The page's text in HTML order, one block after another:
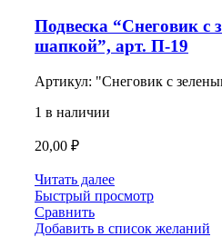
Подвеска “Снеговик
шапкой”, арт. П-19
Артикул: "Снеговик с
1 в наличии
20,00 ₽
Читать далее
Быстрый просмотр
Сравнить
Добавить в список желаний